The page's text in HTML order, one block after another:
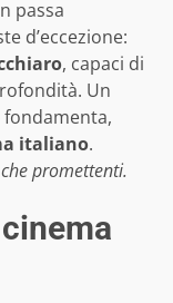
passa
d’eccezione:
, capaci di
Un
italiano.
promettenti.